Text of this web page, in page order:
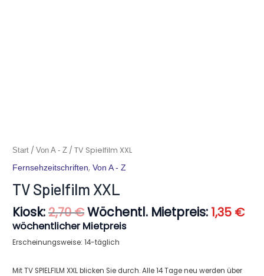
Start /Von A - Z / TV Spielfilm XXL
Fernsehzeitschriften,Von A - Z
TV Spielfilm XXL
Kiosk:2,70€
Ursprünglicher
Preis
war:
2,70 €
Wöchentl. Mietpreis: 1,35 €
wöchentlicher Mietpreis
Erscheinungsweise: 14-täglich
Mit TV SPIELFILM XXL blicken Sie durch. Alle 14 Tage neu werden über
TV
XXL
Menge